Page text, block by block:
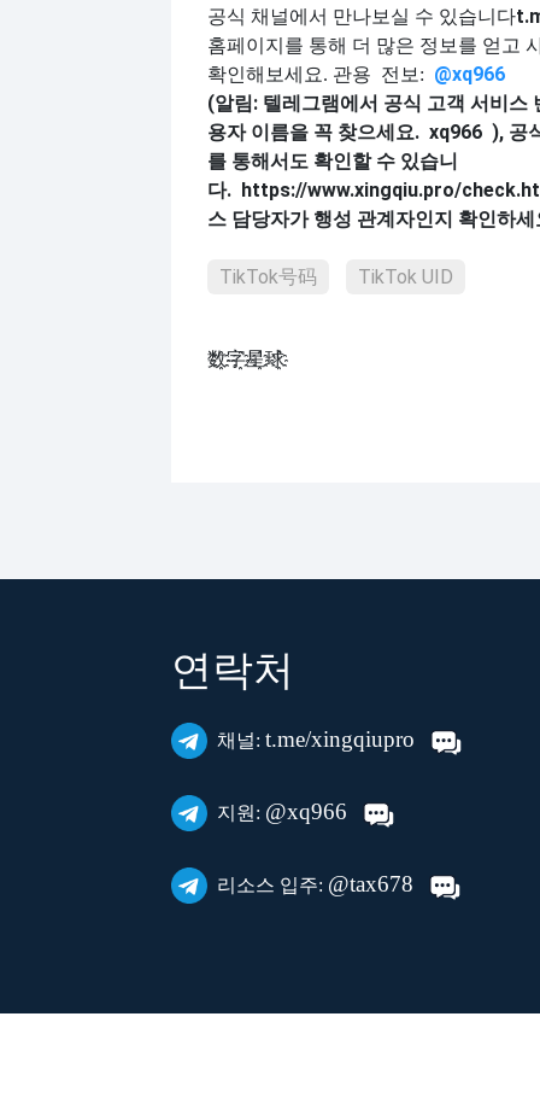
공식 채널에서 만나보실 수 있습니다
홈페이지를 통해 더 많은 정보를 얻고
확인해보세요. 관용 전보: @xq966
(알림: 텔레그램에서 공식 고객 서비스
용자 이름을 꼭 찾으세요. xq966 ), 공
를 통해서도 확인할 수 있습니
다. https://www.xingqiu.pro/
스 담당자가 행성 관계자인지 확인하세
TikTok号码 TikTok UID
数҈字҈星҈球҈͏
연락처
채널: t.me/xingqiupro
지원: @xq966
리소스 입주: @tax678